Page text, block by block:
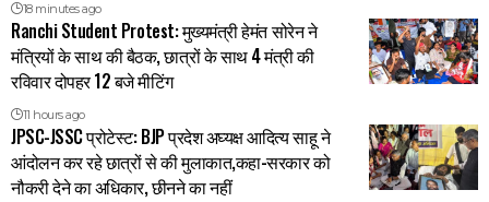
18 minutes ago
Ranchi Student Protest: मुख्यमंत्री हेमंत सोरेन ने
मंत्रियों के साथ की बैठक, छात्रों के साथ 4 मंत्री की
रविवार दोपहर 12 बजे मीटिंग
11 hours ago
JPSC-JSSC प्रोटेस्ट: BJP प्रदेश अघ्यक्ष आदित्य साहू ने
आंदोलन कर रहे छात्रों से की मुलाकात,कहा-सरकार को
नौकरी देने का अधिकार, छीनने का नहीं